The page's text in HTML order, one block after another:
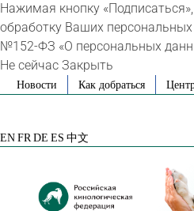
Нажимая кнопку
обработку Ваших
№152-ФЗ «О персональных
Не сейчас Закрыть
SkipНовости Как добраться
EN FR DE ES 中文